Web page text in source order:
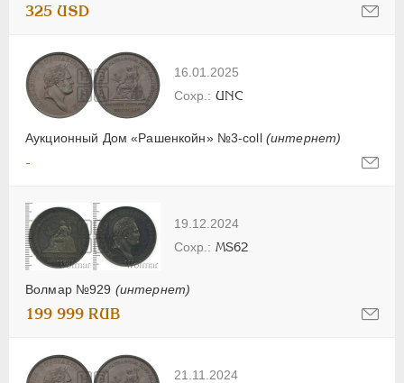
325 USD
16.01.2025
Аукционный Дом «Рашенкойн» №3-coll (интернет)
UNC
-
19.12.2024
Волмар №929 (интернет)
MS62
199 999 RUB
21.11.2024